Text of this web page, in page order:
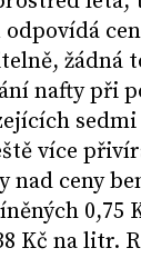
žádná
nafty při
více
nad ceny
0,75
Kč na litr.